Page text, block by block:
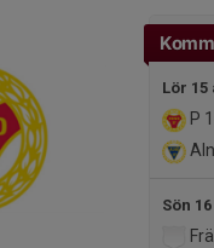
Lör 15
P
Sön